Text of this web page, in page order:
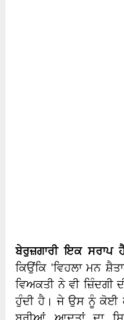
ਬੇਰੁਜ਼ਗਾਰੀ ਇਕ ਸਰਾਪ
ਕਿਉਂਕਿ ‘ਵਿਹਲਾ ਮਨ
ਵਿਅਕਤੀ ਨੇ ਵੀ ਜ਼ਿੰਦਗੀ
ਹੁੰਦੀ ਹੈ। ਜੇ ਉਸ ਨੂੰ ਕੋਈ